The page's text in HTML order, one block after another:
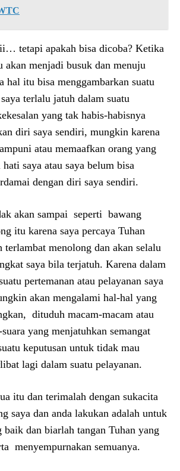
tetapi apakah bisa dicoba? Ketika
akan menjadi busuk dan menuju
hal itu bisa menggambarkan suatu
terlalu jatuh dalam suatu
yang tak habis-habisnya
diri saya sendiri, mungkin karena
atau memaafkan orang yang
saya atau saya belum bisa
dengan diri saya sendiri.
akan sampai seperti bawang
itu karena saya percaya Tuhan
terlambat menolong dan akan selalu
saya bila terjatuh. Karena dalam
pertemanan atau pelayanan saya
akan mengalami hal-hal yang
dituduh macam-macam atau
yang menjatuhkan semangat
keputusan untuk tidak mau
lagi dalam suatu pelayanan.
itu dan terimalah dengan sukacita
saya dan anda lakukan adalah untuk
baik dan biarlah tangan Tuhan yang
menyempurnakan semuanya.